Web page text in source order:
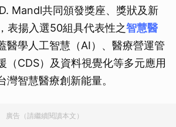
Mandl共同頒發獎座、獎狀及新
表揚入選50組具代表性之智慧醫
醫學人工智慧（AI）、醫療營運管
（CDS）及資料視覺化等多元應用
灣智慧醫療創新能量。
廣告（請繼續閱讀本文）